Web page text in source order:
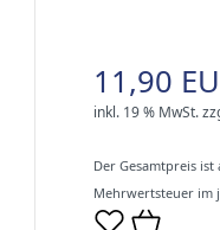
11,90
inkl. 19 % MwSt.
Der Gesamtpreis
Mehrwertsteuer im